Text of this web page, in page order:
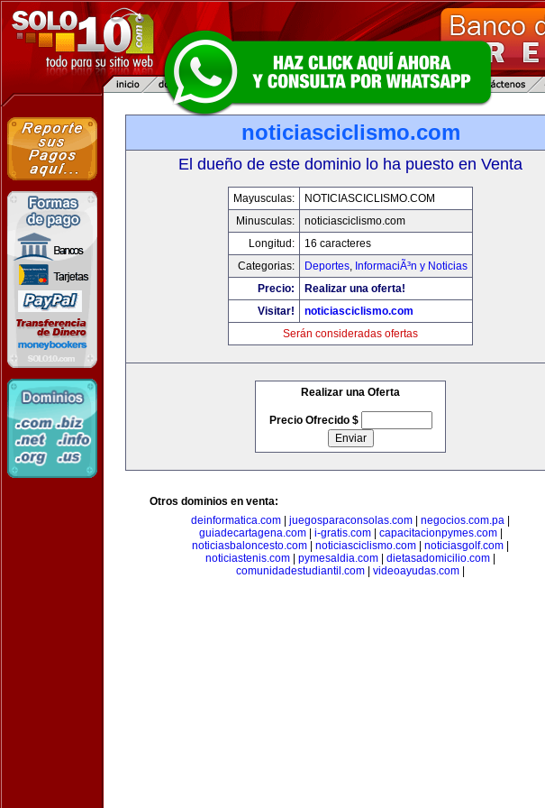
noticiasciclismo.com
El dueño de este dominio lo ha puesto en Venta
Mayusculas:
NOTICIASCICLISMO.COM
Minusculas:
noticiasciclismo.com
Longitud:
16 caracteres
Categorias:
Deportes, InformaciÃ³n y Noticias
Precio:
Realizar una oferta!
Visitar!
noticiasciclismo.com
Serán consideradas ofertas
Realizar una Oferta
Precio Ofrecido $
Otros dominios en venta:
deinformatica.com
juegosparaconsolas.com negocios.com.pa
guiadecartagena.com| i-gratis.com| capacitacionpymes.com|
noticiasbaloncesto.com
noticiasciclismo.com noticiasgolf.com
noticiastenis.com
pymesaldia.com dietasadomicilio.com
comunidadestudiantil.com
videoayudas.com